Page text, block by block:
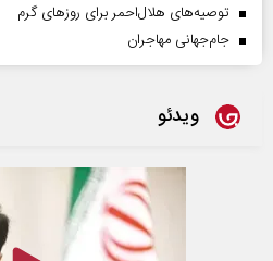
توصیه‌های هلال‌احمر برای روز‌های گرم
جام‌جهانی مهاجران
ویدئو